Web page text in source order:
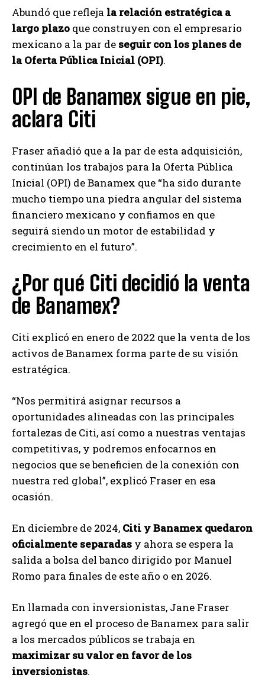
Abundó que refleja la relación estratégica a
largo plazo que construyen con el empresario
mexicano a la par de seguir con los planes de
la Oferta Pública Inicial (OPI).
OPI de Banamex sigue en pie,
aclara Citi
Fraser añadió que a la par de esta adquisición,
continúan los trabajos para la Oferta Pública
Inicial (OPI) de Banamex que “ha sido durante
mucho tiempo una piedra angular del sistema
financiero mexicano y confiamos en que
seguirá siendo un motor de estabilidad y
crecimiento en el futuro”.
¿Por qué Citi decidió la venta
de Banamex?
Citi explicó en enero de 2022 que la venta de los
activos de Banamex forma parte de su visión
estratégica.
“Nos permitirá asignar recursos a
oportunidades alineadas con las principales
fortalezas de Citi, así como a nuestras ventajas
competitivas, y podremos enfocarnos en
negocios que se beneficien de la conexión con
nuestra red global”, explicó Fraser en esa
ocasión.
En diciembre de 2024, Citi y Banamex quedaron
oficialmente separadas y ahora se espera la
salida a bolsa del banco dirigido por Manuel
Romo para finales de este año o en 2026.
En llamada con inversionistas, Jane Fraser
agregó que en el proceso de Banamex para salir
a los mercados públicos se trabaja en
maximizar su valor en favor de los
inversionistas.